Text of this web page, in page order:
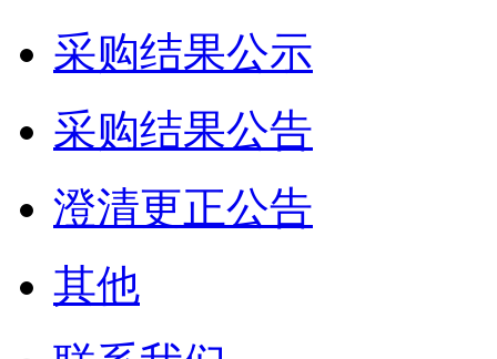
采购结果公示
采购结果公告
澄清更正公告
其他